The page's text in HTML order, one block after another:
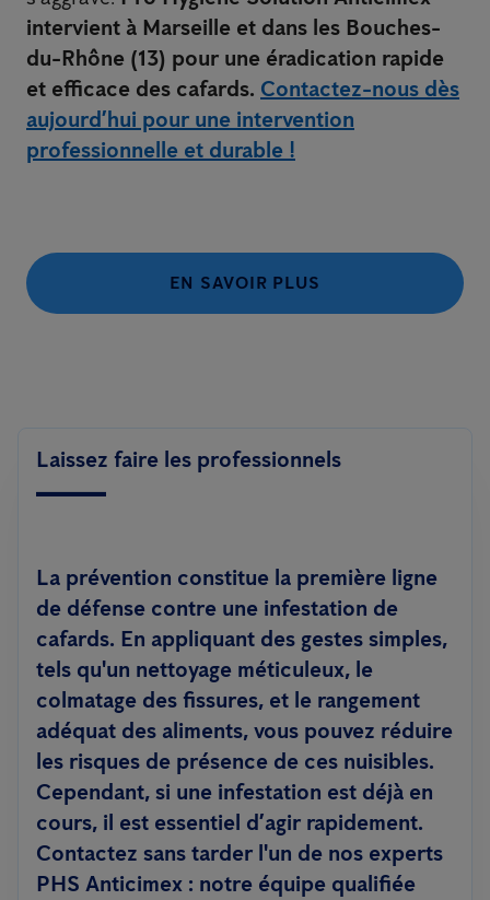
intervient à Marseille et dans les Bouches-
du-Rhône (13) pour une éradication rapide
et efficace des cafards. Contactez-nous dès
aujourd’hui pour une intervention
professionnelle et durable !
EN SAVOIR PLUS
Laissez faire les professionnels
La prévention constitue la première ligne
de défense contre une infestation de
cafards. En appliquant des gestes simples,
tels qu'un nettoyage méticuleux, le
colmatage des fissures, et le rangement
adéquat des aliments, vous pouvez réduire
les risques de présence de ces nuisibles.
Cependant, si une infestation est déjà en
cours, il est essentiel d’agir rapidement.
Contactez sans tarder l'un de nos experts
PHS Anticimex : notre équipe qualifiée